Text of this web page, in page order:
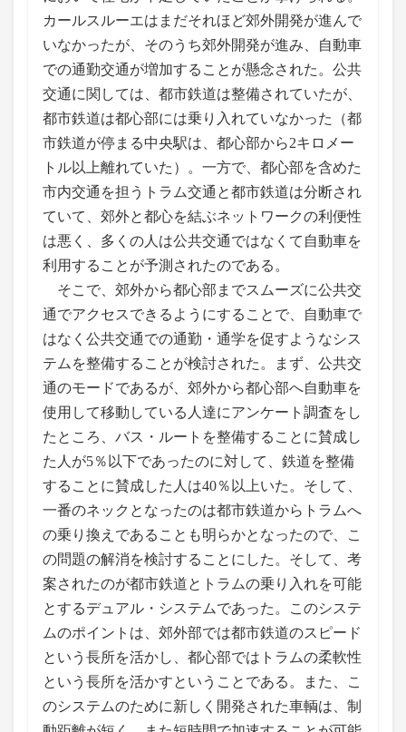
カールスルーエはまだそれほど郊外開発が進んで
いなかったが、そのうち郊外開発が進み、自動車
での通勤交通が増加することが懸念された。公共
交通に関しては、都市鉄道は整備されていたが、
都市鉄道は都心部には乗り入れていなかった（都
市鉄道が停まる中央駅は、都心部から2キロメー
トル以上離れていた）。一方で、都心部を含めた
市内交通を担うトラム交通と都市鉄道は分断され
ていて、郊外と都心を結ぶネットワークの利便性
は悪く、多くの人は公共交通ではなくて自動車を
利用することが予測されたのである。
そこで、郊外から都心部までスムーズに公共交
通でアクセスできるようにすることで、自動車で
はなく公共交通での通勤・通学を促すようなシス
テムを整備することが検討された。まず、公共交
通のモードであるが、郊外から都心部へ自動車を
使用して移動している人達にアンケート調査をし
たところ、バス・ルートを整備することに賛成し
た人が5％以下であったのに対して、鉄道を整備
することに賛成した人は40％以上いた。そして、
一番のネックとなったのは都市鉄道からトラムへ
の乗り換えであることも明らかとなったので、こ
の問題の解消を検討することにした。そして、考
案されたのが都市鉄道とトラムの乗り入れを可能
とするデュアル・システムであった。このシステ
ムのポイントは、郊外部では都市鉄道のスピード
という長所を活かし、都心部ではトラムの柔軟性
という長所を活かすということである。また、こ
のシステムのために新しく開発された車輌は、制